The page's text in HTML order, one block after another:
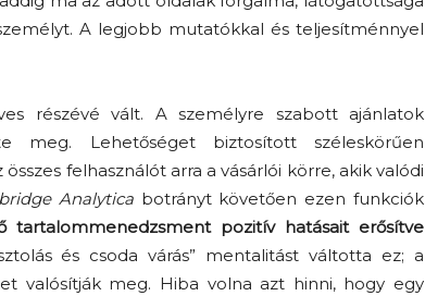
A legjobb mutatókkal és teljesítménnyel
részévé vált. A személyre szabott ajánlatok
meg. Lehetőséget biztosított széleskörűen
felhasználót arra a vásárlói körre, akik valódi
Analyticabotrányt követően ezen funkciók
tartalommenedzsment pozitív hatásait erősítve
és csoda várás” mentalitást váltotta ez; a
valósítják meg. Hiba volna azt hinni, hogy egy